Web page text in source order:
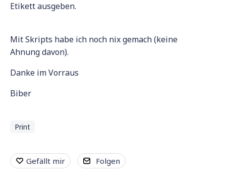
Etikett ausgeben.
Mit Skripts habe ich noch nix gemach (keine
Ahnung davon).
Danke im Vorraus
Biber
Print
Gefällt mir Folgen